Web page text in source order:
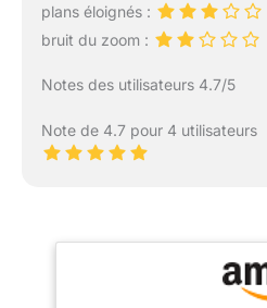
plans éloignés :
bruit du zoom :
Notes des utilisateurs 4.7/5
Note de 4.7 pour 4 utilisateurs